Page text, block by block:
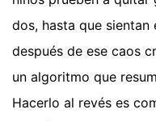
dos, hasta que sientan
después de ese caos
un algoritmo que
Hacerlo al revés es